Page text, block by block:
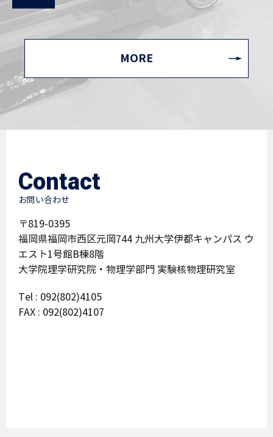
MORE
Contact
お問い合わせ
〒819-0395
福岡県福岡市西区元岡744 九州大学伊都キャンパス ウ
エスト1号館B棟8階
大学院理学研究院・物理学部門 実験核物理研究室
Tel : 092(802)4105
FAX : 092(802)4107